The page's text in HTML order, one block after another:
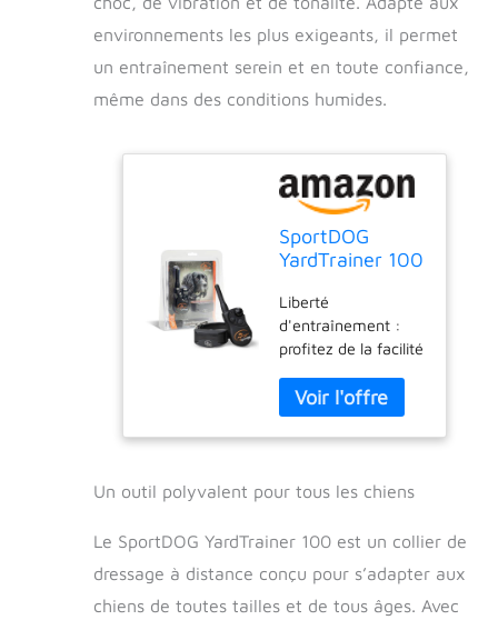
environnements les plus exigeants, il permet
un entraînement serein et en toute confiance,
même dans des conditions humides.
SportDOG
YardTrainer 100
dressage à
distance pour
chien avec
télécommande,
étanche,
submersible
jusqu'à 7,6 m,
DryTek,
choc, vibration
et tonalité
Liberté
d'entraînement :
profitez de la facilité
dresser votre chien
avec le YardTrainer
100 de la marque
d'entraînement
pour l'entraînement
l'obéissance dans la
maison, la cour ou
Un outil polyvalent pour tous les chiens
Le SportDOG YardTrainer 100 est un collier de
dressage à distance conçu pour s’adapter aux
chiens de toutes tailles et de tous âges. Avec